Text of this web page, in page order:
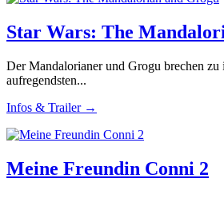
Star Wars: The
Der Mandalorianer und Grogu brechen zu
aufregendsten...
Infos & Trailer →
Meine Freundin Conni 2